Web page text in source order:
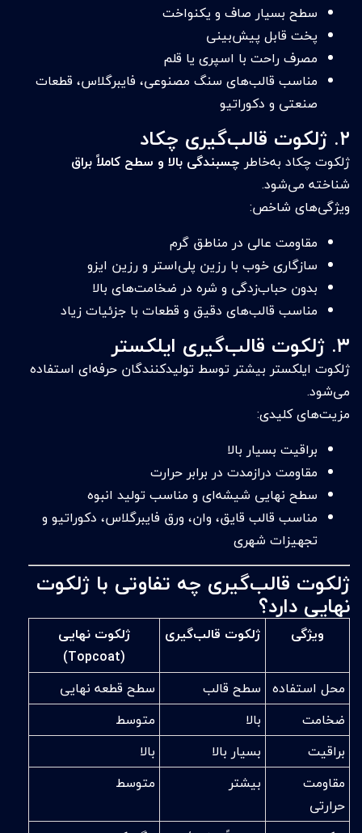
سطح بسیار صاف و یکنواخت
پخت قابل پیش‌بینی
مصرف راحت با اسپری یا قلم
مناسب قالب‌های سنگ مصنوعی، فایبرگلاس، قطعات
صنعتی و دکوراتیو
۲. ژلکوت قالب‌گیری چکاد
ژلکوت چکاد به‌خاطر چسبندگی بالا و سطح کاملاً براق
شناخته می‌شود.
ویژگی‌های شاخص:
مقاومت عالی در مناطق گرم
سازگاری خوب با رزین پلی‌استر و رزین ایزو
بدون حباب‌زدگی و شره در ضخامت‌های بالا
مناسب قالب‌های دقیق و قطعات با جزئیات زیاد
۳. ژلکوت قالب‌گیری ایلکستر
ژلکوت ایلکستر بیشتر توسط تولیدکنندگان حرفه‌ای استفاده
می‌شود.
مزیت‌های کلیدی:
براقیت بسیار بالا
مقاومت درازمدت در برابر حرارت
سطح نهایی شیشه‌ای و مناسب تولید انبوه
مناسب قالب قایق، وان، ورق فایبرگلاس، دکوراتیو و
تجهیزات شهری
ژلکوت قالب‌گیری چه تفاوتی با ژلکوت
نهایی دارد؟
ویژگی ژلکوت قالب‌گیری
ژلکوت نهایی
(Topcoat)
محل استفاده سطح قالب
سطح قطعه نهایی
ضخامت
بالا
متوسط
براقیت
بسیار بالا
بالا
مقاومت
حرارتی
بیشتر متوسط